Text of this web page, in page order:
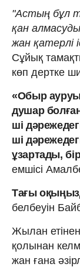
"Астың бұл
қан
жан қатерлі
Сұйық
көп дертке
«Обыр ауруы
душар
ші
ші
ұзартады,
емшісі
Тағы
белбеуін
Жылан
қолынан
жан ғана